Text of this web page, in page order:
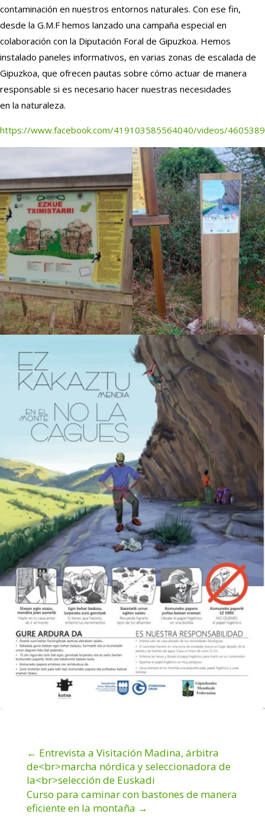
contaminación en nuestros entornos naturales. Con ese fin,
desde la G.M.F hemos lanzado una campaña especial en
colaboración con la Diputación Foral de Gipuzkoa. Hemos
instalado paneles informativos, en varias zonas de escalada de
Gipuzkoa, que ofrecen pautas sobre cómo actuar de manera
responsable si es necesario hacer nuestras necesidades
en la naturaleza.
https://www.facebook.com/419103585564040/videos/
← Entrevista a Visitación Madina, árbitra
de<br>marcha nórdica y seleccionadora de
la<br>selección de Euskadi
Curso para caminar con bastones de manera
eficiente en la montaña →